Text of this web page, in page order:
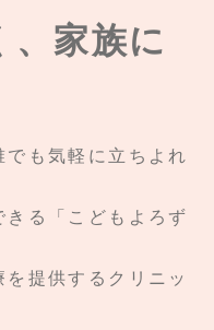
家族に
も気軽に立ちよれ
る「こどもよろず
提供するクリニッ